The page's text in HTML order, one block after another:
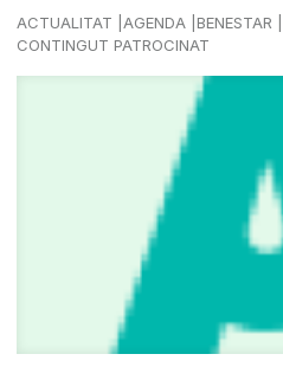
ACTUALITAT AGENDA BENESTAR
CONTINGUT PATROCINAT